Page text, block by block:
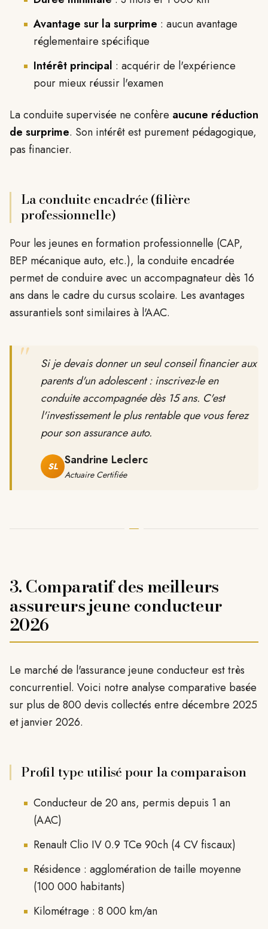
Avantage sur la surprime : aucun avantage
réglementaire spécifique
Intérêt principal : acquérir de l'expérience
pour mieux réussir l'examen
La conduite supervisée ne confère aucune réduction
de surprime. Son intérêt est purement pédagogique,
pas financier.
La conduite encadrée (filière
professionnelle)
Pour les jeunes en formation professionnelle (CAP,
BEP mécanique auto, etc.), la conduite encadrée
permet de conduire avec un accompagnateur dès 16
ans dans le cadre du cursus scolaire. Les avantages
assurantiels sont similaires à l'AAC.
"
Si je devais donner un seul conseil financier aux
parents d'un adolescent : inscrivez-le en
conduite accompagnée dès 15 ans. C'est
l'investissement le plus rentable que vous ferez
pour son assurance auto.
SL Sandrine Leclerc
Actuaire Certifiée
3. Comparatif des meilleurs
assureurs jeune conducteur
2026
Le marché de l'assurance jeune conducteur est très
concurrentiel. Voici notre analyse comparative basée
sur plus de 800 devis collectés entre décembre 2025
et janvier 2026.
Profil type utilisé pour la comparaison
Conducteur de 20 ans, permis depuis 1 an
(AAC)
Renault Clio IV 0.9 TCe 90ch (4 CV fiscaux)
Résidence : agglomération de taille moyenne
(100 000 habitants)
Kilométrage : 8 000 km/an